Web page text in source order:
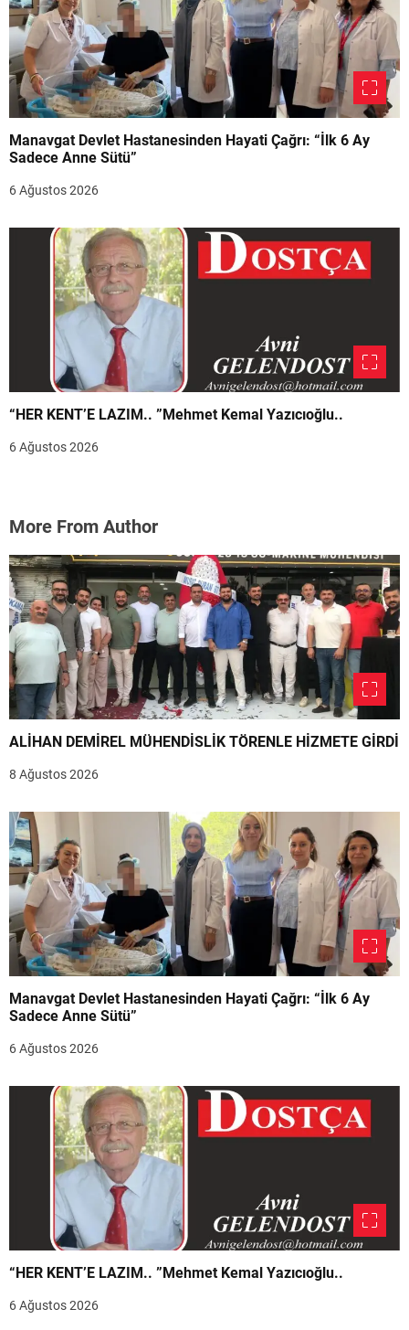
Manavgat Devlet Hastanesinden Hayati Çağrı: “İlk 6 Ay
Sadece Anne Sütü”
6 Ağustos 2026
“HER KENT’E LAZIM.. ”Mehmet Kemal Yazıcıoğlu..
6 Ağustos 2026
More From Author
ALİHAN DEMİREL MÜHENDİSLİK TÖRENLE HİZMETE GİRDİ
8 Ağustos 2026
Manavgat Devlet Hastanesinden Hayati Çağrı: “İlk 6 Ay
Sadece Anne Sütü”
6 Ağustos 2026
“HER KENT’E LAZIM.. ”Mehmet Kemal Yazıcıoğlu..
6 Ağustos 2026